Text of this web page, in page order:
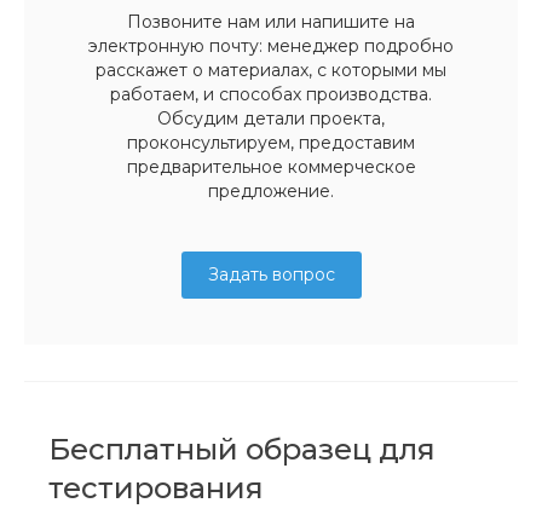
Позвоните нам или напишите на
электронную почту: менеджер подробно
расскажет о материалах, с которыми мы
работаем, и способах производства.
Обсудим детали проекта,
проконсультируем, предоставим
предварительное коммерческое
предложение.
Задать вопрос
Бесплатный образец для
тестирования